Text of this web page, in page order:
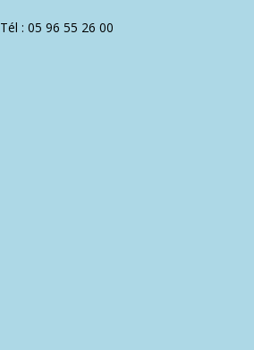
Tél : 05 96 55 26 00